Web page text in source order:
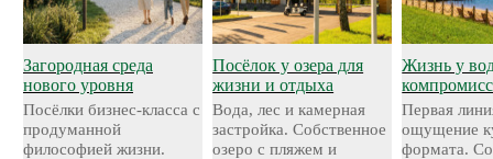
Загородная среда
нового уровня
Посёлки бизнес-класса с
продуманной
философией жизни.
Посёлок у озера для
жизни и отдыха
Вода, лес и камерная
застройка. Собственное
озеро с пляжем и
Жизнь у
Первая
ощущение
формата.